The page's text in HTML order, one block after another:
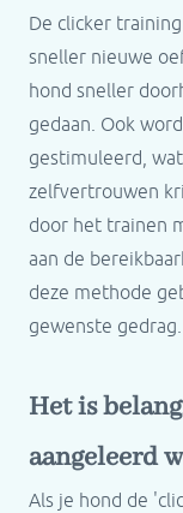
De clicker
sneller nieuwe
hond sneller
gedaan. Ook
gestimuleerd,
zelfvertrouwen
door het trainen
aan de
deze methode
gewenste gedrag.
Het is
aangeleerd
Als je hond de